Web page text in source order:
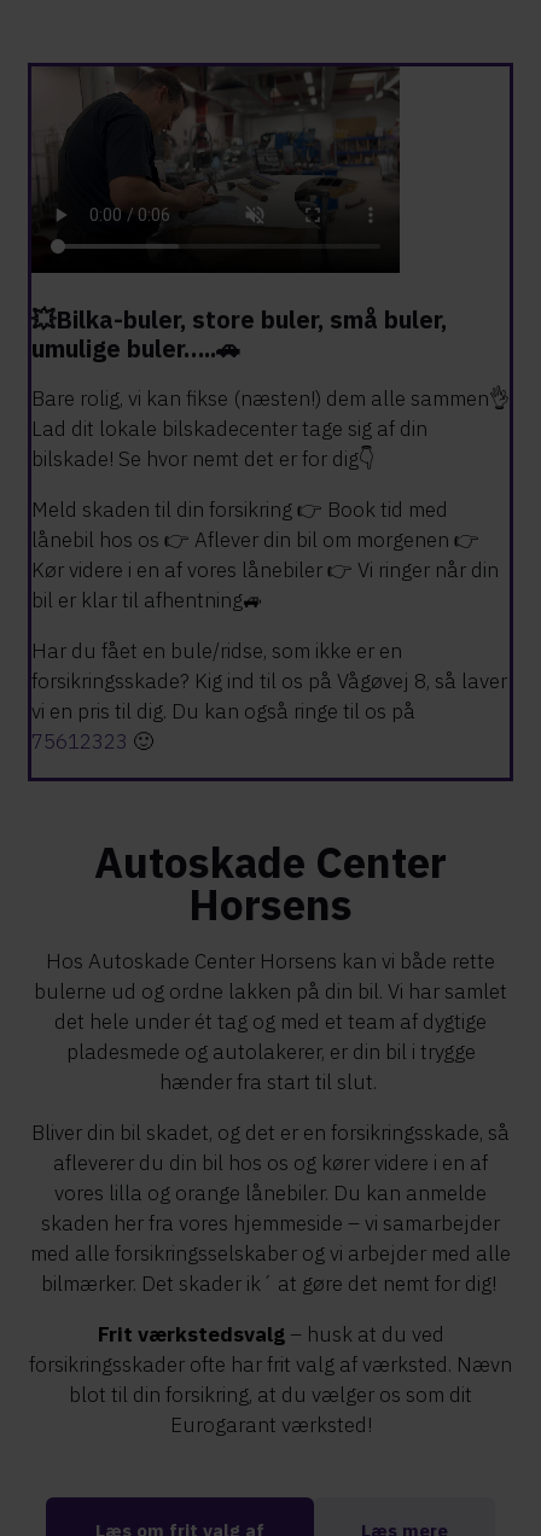
💥Bilka-buler, store buler, små buler,
umulige buler…..🚗
Bare rolig, vi kan fikse (næsten!) dem alle sammen👌
Lad dit lokale bilskadecenter tage sig af din
bilskade! Se hvor nemt det er for dig👇
Meld skaden til din forsikring 👉 Book tid med
lånebil hos os 👉 Aflever din bil om morgenen 👉
Kør videre i en af vores lånebiler 👉 Vi ringer når din
bil er klar til afhentning🚙
Har du fået en bule/ridse, som ikke er en
forsikringsskade? Kig ind til os på Vågøvej 8, så laver
vi en pris til dig. Du kan også ringe til os på
75612323 🙂
Autoskade Center
Horsens
Hos Autoskade Center Horsens kan vi både rette
bulerne ud og ordne lakken på din bil. Vi har samlet
det hele under ét tag og med et team af dygtige
pladesmede og autolakerer, er din bil i trygge
hænder fra start til slut. ​
Bliver din bil skadet, og det er en forsikringsskade, så
afleverer du din bil hos os og kører videre i en af
vores lilla og orange lånebiler. Du kan anmelde
skaden her fra vores hjemmeside – vi samarbejder
med alle forsikringsselskaber og vi arbejder med alle
bilmærker. Det skader ik´ at gøre det nemt for dig! ​
Frit værkstedsvalg– husk at du ved
forsikringsskader ofte har frit valg af værksted. Nævn
blot til din forsikring, at du vælger os som dit
Eurogarant værksted!
Læs om frit valg af Læs mere